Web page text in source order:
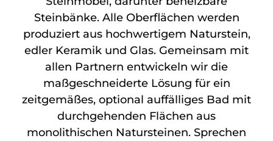
Steinbänke. Alle Oberflächen werden
produziert aus hochwertigem Naturstein,
edler Keramik und Glas. Gemeinsam mit
allen Partnern entwickeln wir die
maßgeschneiderte Lösung für ein
zeitgemäßes, optional auffälliges Bad mit
durchgehenden Flächen aus
monolithischen Natursteinen. Sprechen